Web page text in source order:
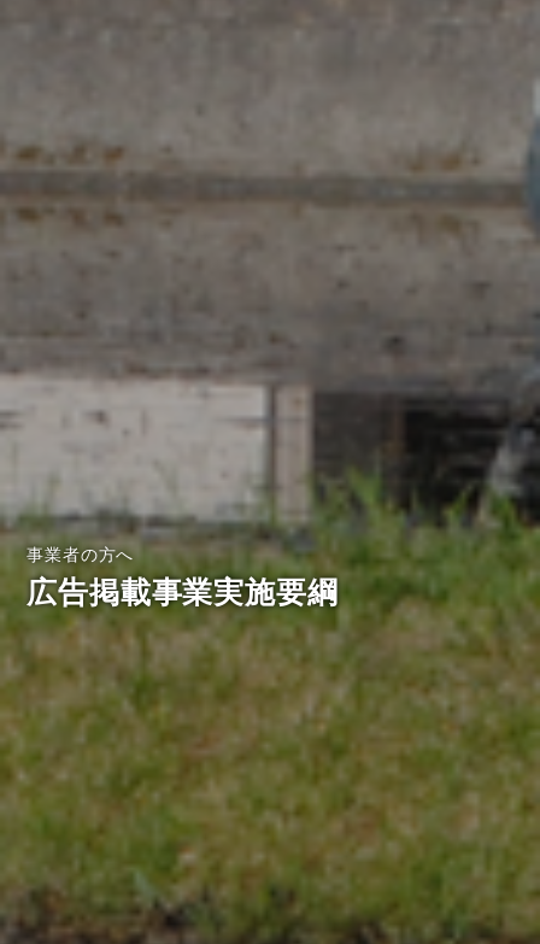
事業者の方へ
広告掲載事業実施要綱